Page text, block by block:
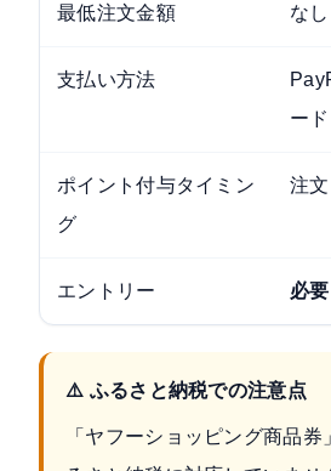
最低注文金額 なし
支払い方法
ード
ポイント付与タイミン
グ
注
エントリー 必要
⚠️ ふるさと納税での注意点
「ヤフーショッピング商品